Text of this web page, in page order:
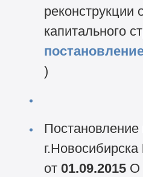
реконструкции
капитального
)
Постановление
г.Новосибирска
от 01.09.2015 О